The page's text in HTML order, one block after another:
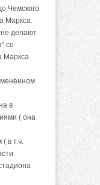
Чемского
Маркса.
делают
со
Маркса
в
( она
в т.ч.